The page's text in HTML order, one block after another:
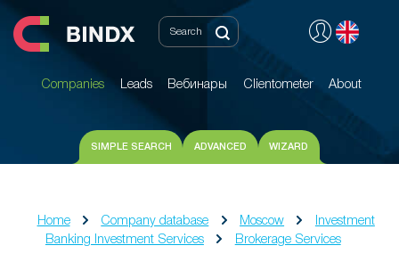
Companies Leads Вебинары Clientometer About
Companies Leads Вебинары Clientometer About
SIMPLE SEARCH ADVANCED WIZARD
Home Company database Moscow
Investment
Banking Investment Services
Brokerage Services